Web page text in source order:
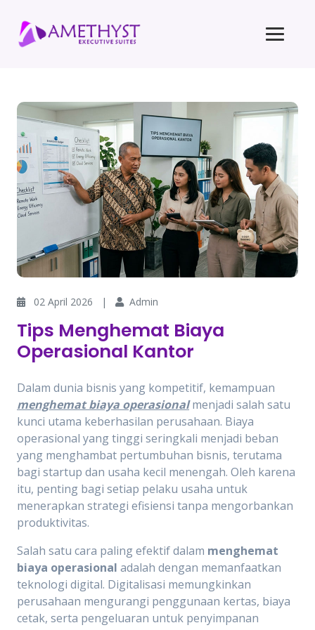
02 April 2026 | Admin
Tips Menghemat Biaya
Operasional Kantor
Dalam dunia bisnis yang kompetitif, kemampuan
menghemat biaya operasionalmenjadi salah satu
kunci utama keberhasilan perusahaan. Biaya
operasional yang tinggi seringkali menjadi beban
yang menghambat pertumbuhan bisnis, terutama
bagi startup dan usaha kecil menengah. Oleh karena
itu, penting bagi setiap pelaku usaha untuk
menerapkan strategi efisiensi tanpa mengorbankan
produktivitas.
Salah satu cara paling efektif dalam menghemat
biaya operasional adalah dengan memanfaatkan
teknologi digital. Digitalisasi memungkinkan
perusahaan mengurangi penggunaan kertas, biaya
cetak, serta pengeluaran untuk penyimpanan